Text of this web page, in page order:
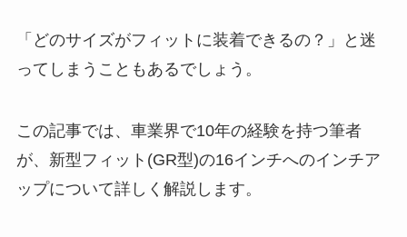
「どのサイズがフィットに装着できるの？」と迷
ってしまうこともあるでしょう。
この記事では、車業界で10年の経験を持つ筆者
が、新型フィット(GR型)の16インチへのインチア
ップについて詳しく解説します。